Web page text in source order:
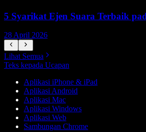
5 Syarikat Ejen Suara Terbaik
28 April 2026
Lihat Semua
Teks kepada Ucapan
Aplikasi iPhone & iPad
Aplikasi Android
Aplikasi Mac
Aplikasi Windows
Aplikasi Web
Sambungan Chrome